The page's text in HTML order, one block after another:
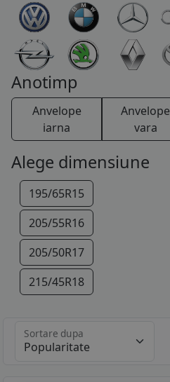
XC 90
Anotimp
Anvelope
iarna
Anvelope
vara
Alege dimensiune
195/65R15
205/55R16
205/50R17
215/45R18
Sortare dupa